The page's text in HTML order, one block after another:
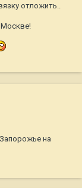
отложить..
на